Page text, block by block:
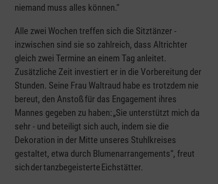
niemand muss alles können.“
Alle zwei Wochen treffen sich die Sitztänzer -
inzwischen sind sie so zahlreich, dass Altrichter
gleich zwei Termine an einem Tag anleitet.
Zusätzliche Zeit investiert er in die Vorbereitung der
Stunden. Seine Frau Waltraud habe es trotzdem nie
bereut, den Anstoß für das Engagement ihres
Mannes gegeben zu haben: „Sie unterstützt mich da
sehr - und beteiligt sich auch, indem sie die
Dekoration in der Mitte unseres Stuhlkreises
gestaltet, etwa durch Blumenarrangements“, freut
sich der tanzbegeisterte Eichstätter.